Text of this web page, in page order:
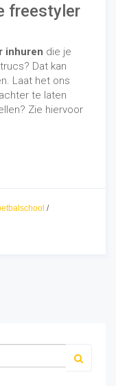
freestyler
inhuren die je
Dat kan
Laat het ons
te laten
Zie hiervoor
/